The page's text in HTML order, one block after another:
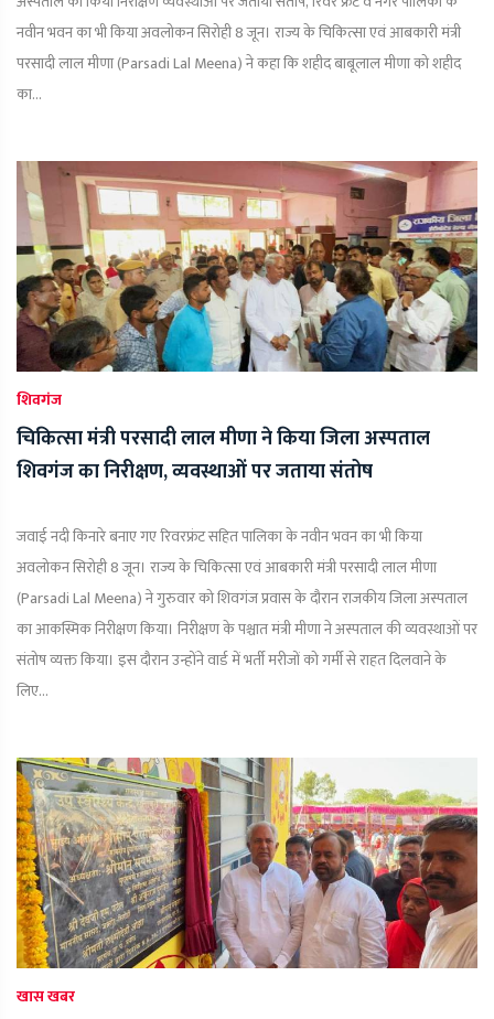
नवीन भवन का भी किया अवलोकन सिरोही 8 जून। राज्य के चिकित्सा एवं आबकारी मंत्री
परसादी लाल मीणा (Parsadi Lal Meena) ने कहा कि शहीद बाबूलाल मीणा को शहीद
का...
शिवगंज
चिकित्सा मंत्री परसादी लाल मीणा ने किया जिला अस्पताल
शिवगंज का निरीक्षण, व्यवस्थाओं पर जताया संतोष
जवाई नदी किनारे बनाए गए रिवरफ्रंट सहित पालिका के नवीन भवन का भी किया
अवलोकन सिरोही 8 जून। राज्य के चिकित्सा एवं आबकारी मंत्री परसादी लाल मीणा
(Parsadi Lal Meena) ने गुरुवार को शिवगंज प्रवास के दौरान राजकीय जिला अस्पताल
का आकस्मिक निरीक्षण किया। निरीक्षण के पश्चात मंत्री मीणा ने अस्पताल की व्यवस्थाओं पर
संतोष व्यक्त किया। इस दौरान उन्होंने वार्ड में भर्ती मरीजों को गर्मी से राहत दिलवाने के
लिए...
खास खबर